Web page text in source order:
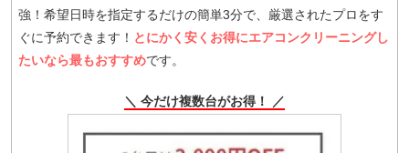
強！希望日時を指定するだけの簡単3分で、厳選されたプロをす
ぐに予約できます！ とにかく安くお得にエアコンクリーニングし
たいなら最もおすすめです。
＼ 今だけ複数台がお得！ ／